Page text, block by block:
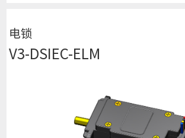
电锁
V3-DSIEC-ELM